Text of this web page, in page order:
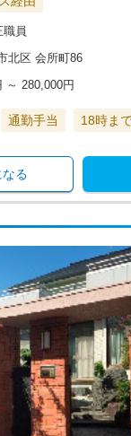
員
北区 会所町86
～280,000円
通勤手当 18時ま
る